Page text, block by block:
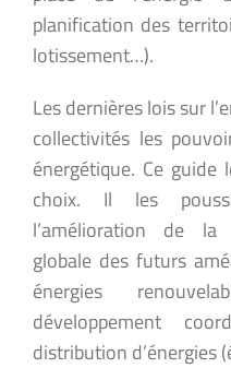
planification des
lotissement…).
Les dernières lois sur
collectivités les
énergétique. Ce guide
choix. Il les
l’amélioration de la
globale des futurs
énergies
développement
distribution d’énergies